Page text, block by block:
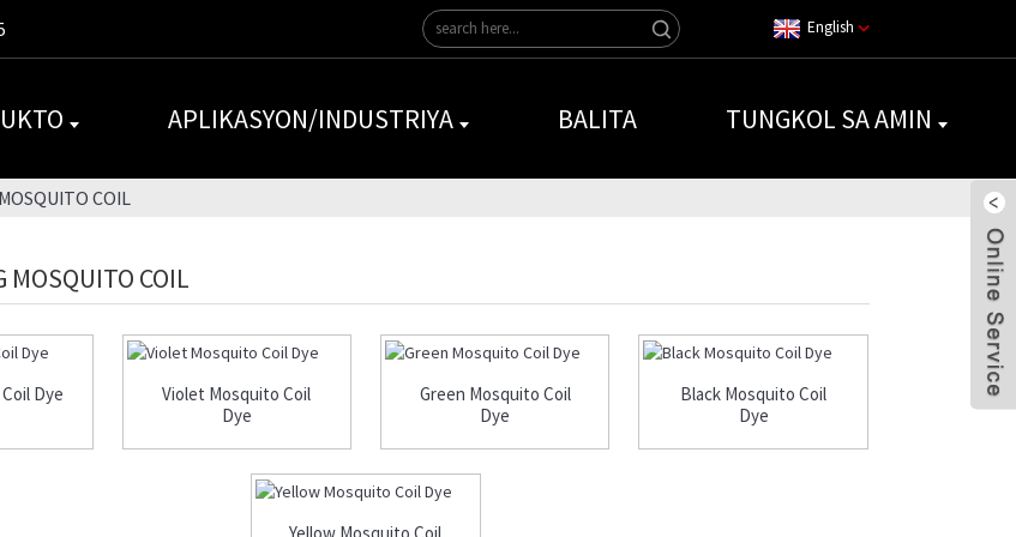
English
APLIKASYON/INDUSTRIYA BALITA TUNGKOL SA AMIN
COIL
MOSQUITO COIL
Dye
Violet Mosquito Coil
Dye
Green Mosquito Coil
Dye
Black Mosquito Coil
Dye